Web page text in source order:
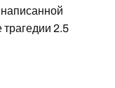
2.5